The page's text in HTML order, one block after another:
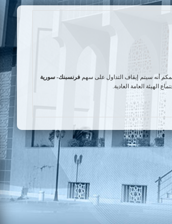
أنه سيتم إيقاف التداول على سهمفرنسبنك- سورية
الهيئة العامة العادية.